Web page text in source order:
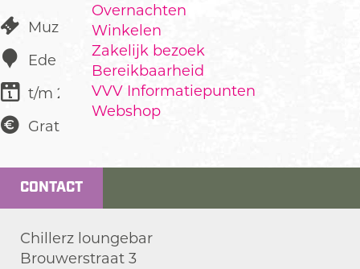
Overnachten
Winkelen
Zakelijk bezoek
Bereikbaarheid
VVV Informatiepunten
Webshop
Muziekfestival
Ede
t/m 20 juni
Gratis
CONTACT
Chillerz loungebar
Brouwerstraat 3